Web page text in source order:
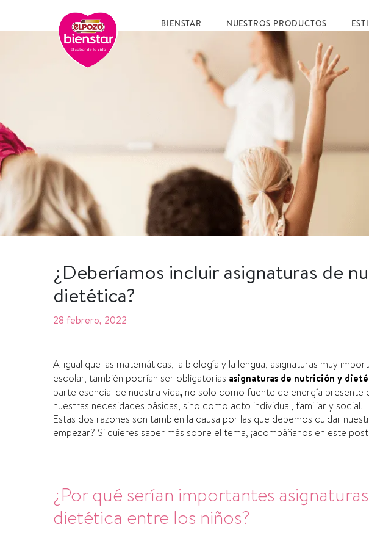
BIENSTAR NUESTROS PRODUCTOS
¿Deberíamos incluir asignaturas de
dietética?
28 febrero, 2022
Al igual que las matemáticas, la biología y la lengua, asignaturas muy
escolar, también podrían ser obligatorias asignaturas de nutrición y
parte esencial de nuestra vida, no solo como fuente de energía presente
nuestras necesidades básicas, sino como acto individual, familiar y social.
Estas dos razones son también la causa por las que debemos cuidar
empezar? Si quieres saber más sobre el tema, ¡acompáñanos en este
¿Por qué serían importantes
dietética entre los niños?